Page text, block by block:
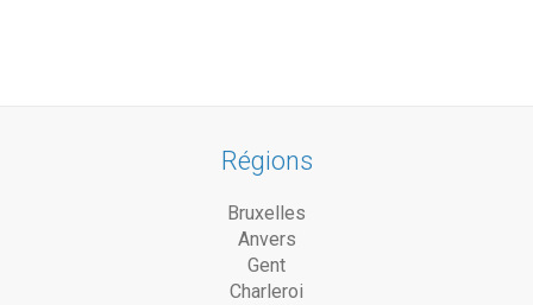
Régions
Bruxelles
Anvers
Gent
Charleroi